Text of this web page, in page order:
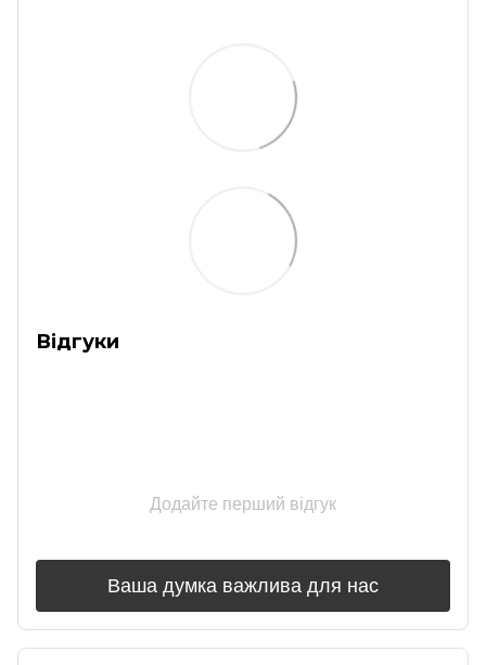
Відгуки
Додайте перший відгук
Ваша думка важлива для нас